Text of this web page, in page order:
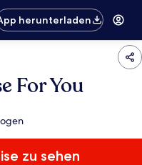
herunterladen
For You
zu sehen